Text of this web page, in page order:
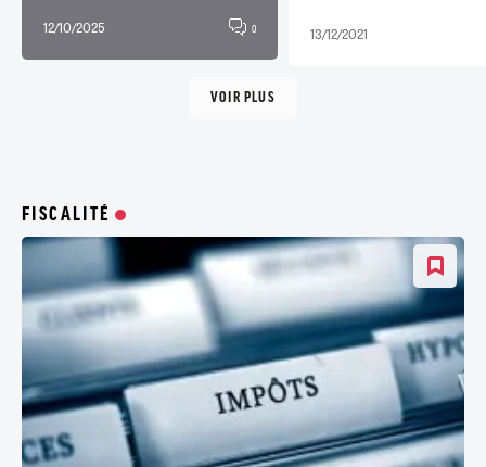
12/10/2025 0 13/12/2021
VOIR PLUS
FISCALITÉ